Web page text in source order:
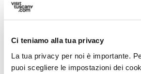
Ci teniamo alla tua privacy
La tua privacy per noi è importante.
puoi scegliere le impostazioni dei
Final Sunday of October
SP1, 9, 55054 Valpromaro LU, Italia
Municipality
Camaiore (LU)